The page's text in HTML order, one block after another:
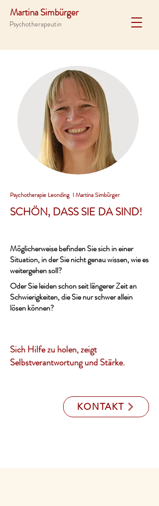
Martina Simbürger
Psychotherapeutin
Psychotherapie Leonding I Martina Simbürger
SCHÖN, DASS SIE DA SIND!
Möglicherweise befinden Sie sich in einer
Situation, in der Sienicht genau wissen, wie es
weitergehen soll?
Oder Sie leiden schon seit längerer Zeit an
Schwierigkeiten, die Sie nur schwer allein
lösen können?
Sich Hilfe zu holen, zeigt
Selbstverantwortung und Stärke.
KONTAKT